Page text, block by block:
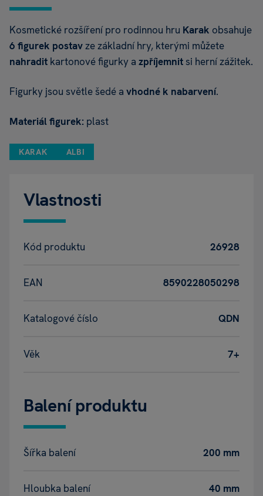
Kosmetické rozšíření pro rodinnou hru Karak obsahuje
6 figurek postavze základní hry, kterými můžete
nahradit kartonové figurky a zpříjemnit si herní zážitek.
Figurky jsou světle šedé a vhodné k nabarvení.
Materiál figurek: plast
KARAK ALBI
Vlastnosti
Kód produktu 26928
EAN 8590228050298
Katalogové číslo QDN
Věk 7+
Balení produktu
Šířka balení 200 mm
Hloubka balení 40 mm